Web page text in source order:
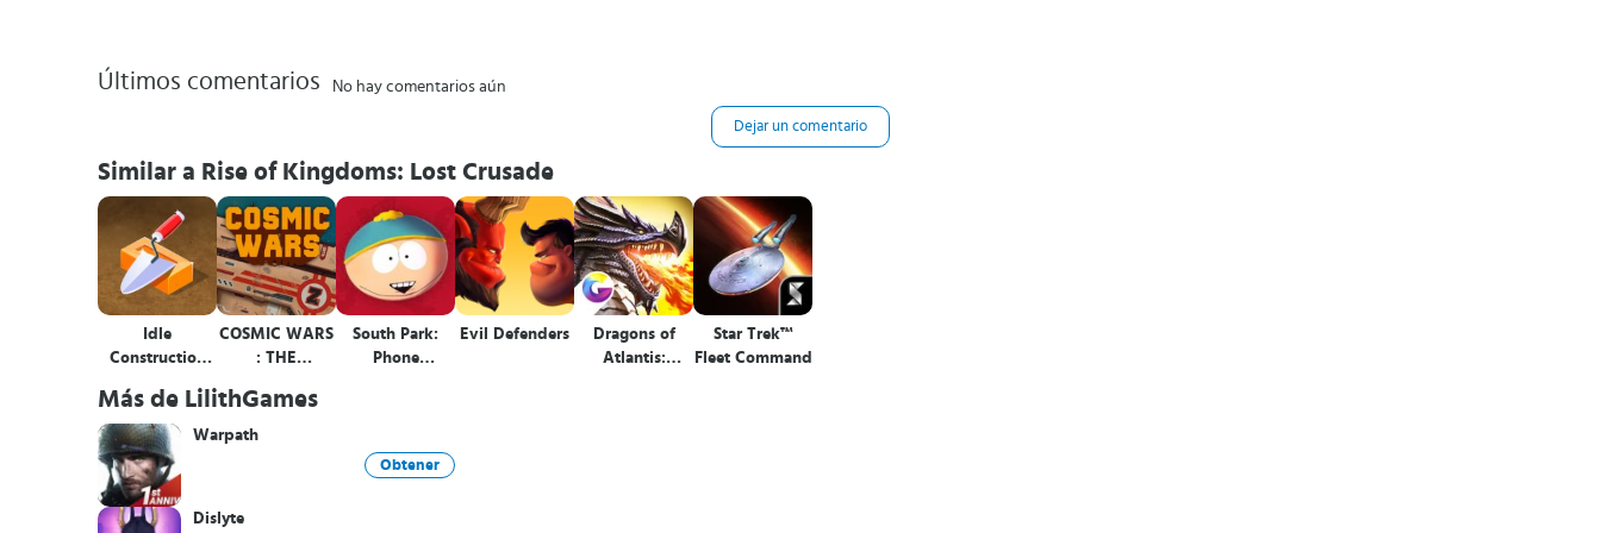
Últimos comentarios No hay comentarios aún
Dejar un comentario
Similar a Rise of Kingdoms: Lost Crusade
Idle
Construction
COSMIC WARS
: THE
BATTLE
South Park:
Phone
Evil Defenders
Dragons of
Atlantis:
Star Trek™
Fleet Command
Más de LilithGames
Warpath
Obtener
Dislyte